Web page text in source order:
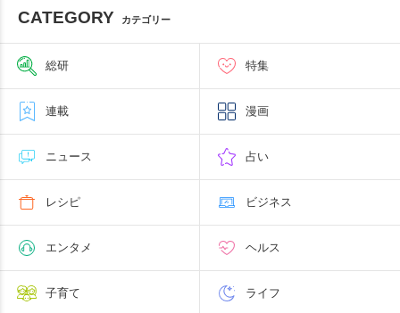
CATEGORY カテゴリー
総研 特集
連載 漫画
ニュース 占い
レシピ ビジネス
エンタメ ヘルス
子育て ライフ